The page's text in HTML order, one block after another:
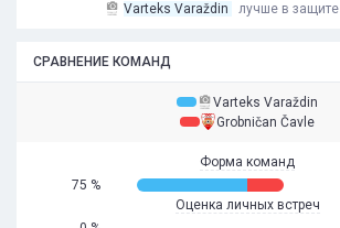
Varteks Varaždin
лучше в защите
СРАВНЕНИЕ КОМАНД
Varteks Varaždin
Grobničan Čavle
Форма команд
75 %
Оценка личных встреч